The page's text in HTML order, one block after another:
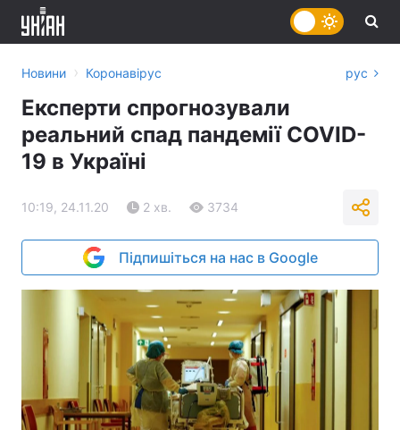
Новини › Коронавірус рус
Експерти спрогнозували
реальний спад пандемії COVID-
19 в Україні
10:19, 24.11.20 2 хв. 3734
Підпишіться на нас в Google